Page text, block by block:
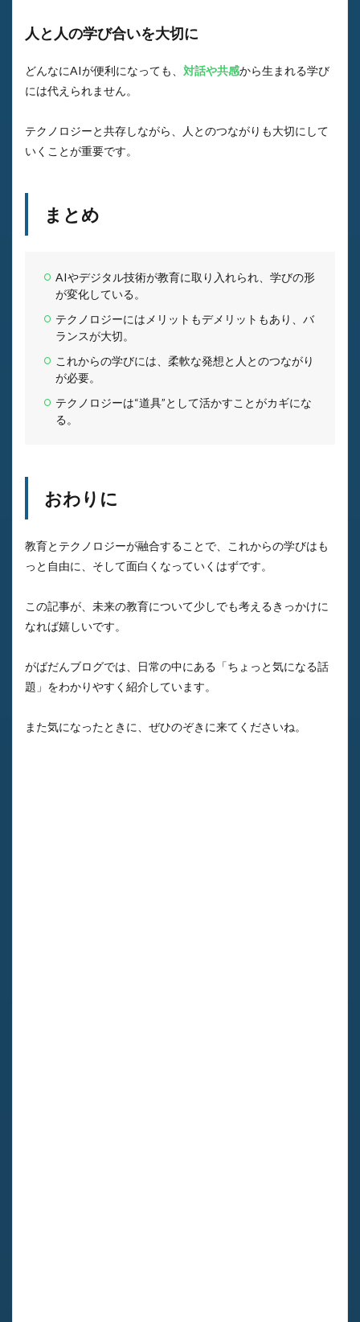
人と人の学び合いを大切に
どんなにAIが便利になっても、 対話や共感から生まれる学び
には代えられません。
テクノロジーと共存しながら、人とのつながりも大切にして
いくことが重要です。
まとめ
AIやデジタル技術が教育に取り入れられ、学びの形
が変化している。
テクノロジーにはメリットもデメリットもあり、バ
ランスが大切。
これからの学びには、柔軟な発想と人とのつながり
が必要。
テクノロジーは“道具”として活かすことがカギにな
る。
おわりに
教育とテクノロジーが融合することで、これからの学びはも
っと自由に、そして面白くなっていくはずです。
この記事が、未来の教育について少しでも考えるきっかけに
なれば嬉しいです。
がばだんブログでは、日常の中にある「ちょっと気になる話
題」をわかりやすく紹介しています。
また気になったときに、ぜひのぞきに来てくださいね。